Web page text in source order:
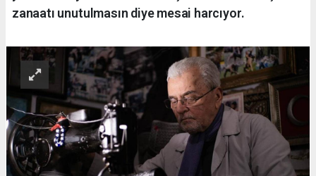
zanaatı unutulmasın diye mesai harcıyor.